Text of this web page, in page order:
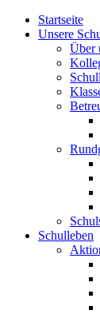
Startseite
Unsere
Über
Schulleben